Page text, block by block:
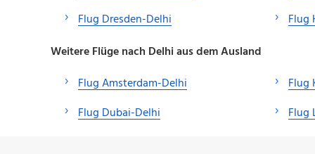
Flug Dresden-Delhi
Flug
Weitere Flüge nach Delhi aus dem Ausland
Flug Amsterdam-Delhi
Flug Dubai-Delhi
Flug
Flug